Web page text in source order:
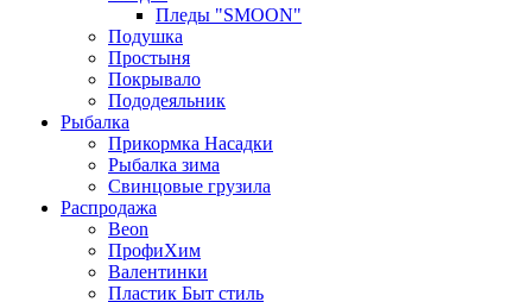
Пледы "SMOON"
Подушка
Простыня
Покрывало
Пододеяльник
Рыбалка
Прикормка Насадки
Рыбалка зима
Свинцовые грузила
Распродажа
Beon
ПрофиХим
Валентинки
Пластик Быт стиль